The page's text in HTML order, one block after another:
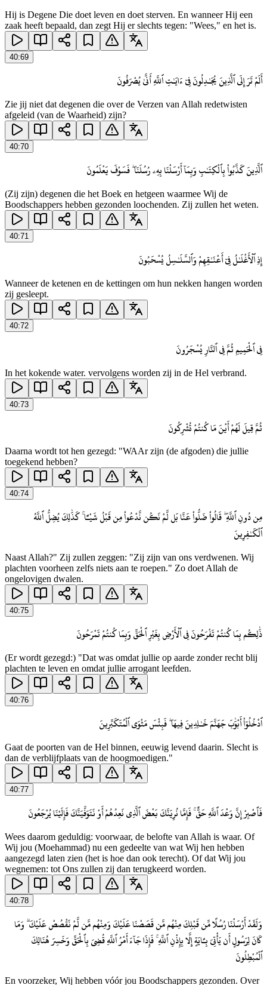
Hij is Degene Die doet leven en doet sterven. En wanneer Hij een
zaak heeft bepaald, dan zegt Hij er slechts tegen: "Wees," en het is.
40:69
أَلَمْ تَرَ إِلَى ٱلَّذِينَ يُجَـٰدِلُونَ فِىٓ ءَايَـٰتِ ٱللَّهِ أَنَّىٰ يُصْرَفُونَ
Zie jij niet dat degenen die over de Verzen van Allah redetwisten
afgeleid (van de Waarheid) zijn?
40:70
ٱلَّذِينَ كَذَّبُوا۟ بِٱلْكِتَـٰبِ وَبِمَآ أَرْسَلْنَا بِهِۦ رُسُلَنَا ۖ فَسَوْفَ يَعْلَمُونَ
(Zij zijn) degenen die het Boek en hetgeen waarmee Wij de
Boodschappers hebben gezonden loochenden. Zij zullen het weten.
40:71
إِذِ ٱلْأَغْلَـٰلُ فِىٓ أَعْنَـٰقِهِمْ وَٱلسَّلَـٰسِلُ يُسْحَبُونَ
Wanneer de ketenen en de kettingen om hun nekken hangen worden
zij gesleept.
40:72
فِى ٱلْحَمِيمِ ثُمَّ فِى ٱلنَّارِ يُسْجَرُونَ
In het kokende water. vervolgens worden zij in de Hel verbrand.
40:73
ثُمَّ قِيلَ لَهُمْ أَيْنَ مَا كُنتُمْ تُشْرِكُونَ
Daarna wordt tot hen gezegd: "WAAr zijn (de afgoden) die jullie
toegekend hebben?
40:74
مِن دُونِ ٱللَّهِ ۖ قَالُوا۟ ضَلُّوا۟ عَنَّا بَل لَّمْ نَكُن نَّدْعُوا۟ مِن قَبْلُ شَيْـًٔا ۚ كَذَٰلِكَ يُضِلُّ ٱللَّهُ
ٱلْكَـٰفِرِينَ
Naast Allah?" Zij zullen zeggen: "Zij zijn van ons verdwenen. Wij
plachten voorheen zelfs niets aan te roepen." Zo doet Allah de
ongelovigen dwalen.
40:75
ذَٰلِكُم بِمَا كُنتُمْ تَفْرَحُونَ فِى ٱلْأَرْضِ بِغَيْرِ ٱلْحَقِّ وَبِمَا كُنتُمْ تَمْرَحُونَ
(Er wordt gezegd:) "Dat was omdat jullie op aarde zonder recht blij
plachten te leven en omdat jullie arrogant leefden.
40:76
ٱدْخُلُوٓا۟ أَبْوَٰبَ جَهَنَّمَ خَـٰلِدِينَ فِيهَا ۖ فَبِئْسَ مَثْوَى ٱلْمُتَكَبِّرِينَ
Gaat de poorten van de Hel binnen, eeuwig levend daarin. Slecht is
dan de verblijfplaats van de hoogmoedigen."
40:77
فَٱصْبِرْ إِنَّ وَعْدَ ٱللَّهِ حَقٌّ ۚ فَإِمَّا نُرِيَنَّكَ بَعْضَ ٱلَّذِى نَعِدُهُمْ أَوْ نَتَوَفَّيَنَّكَ فَإِلَيْنَا يُرْجَعُونَ
Wees daarom geduldig: voorwaar, de belofte van Allah is waar. Of
Wij jou (Moehammad) nu een gedeelte van wat Wij hen hebben
aangezegd laten zien (het is hoe dan ook terecht). Of dat Wij jou
wegnemen: tot Ons zullen zij dan terugkeerd worden.
40:78
وَلَقَدْ أَرْسَلْنَا رُسُلًا مِّن قَبْلِكَ مِنْهُم مَّن قَصَصْنَا عَلَيْكَ وَمِنْهُم مَّن لَّمْ نَقْصُصْ عَلَيْكَ ۗ وَمَا
كَانَ لِرَسُولٍ أَن يَأْتِىَ بِـَٔايَةٍ إِلَّا بِإِذْنِ ٱللَّهِ ۚ فَإِذَا جَآءَ أَمْرُ ٱللَّهِ قُضِىَ بِٱلْحَقِّ وَخَسِرَ هُنَالِكَ
ٱلْمُبْطِلُونَ
En voorzeker, Wij hebben vóór jou Boodschappers gezonden. Over